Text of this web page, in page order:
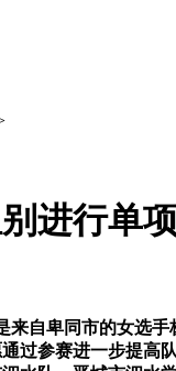
进行单
卑同市的女选手
过参赛进一步提高